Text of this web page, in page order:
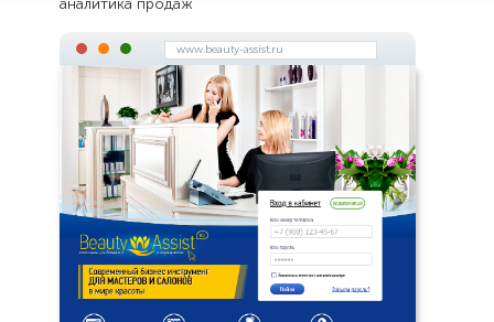
аналитика продаж
www.beauty-assist.ru